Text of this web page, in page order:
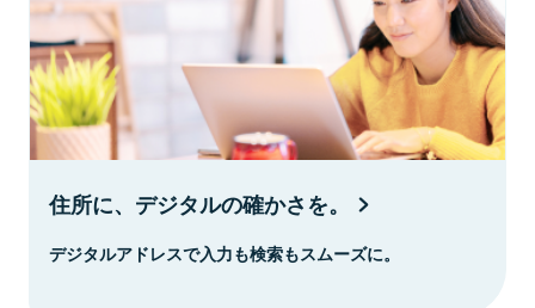
住所に、デジタルの確かさを。
デジタルアドレスで入力も検索もスムーズに。